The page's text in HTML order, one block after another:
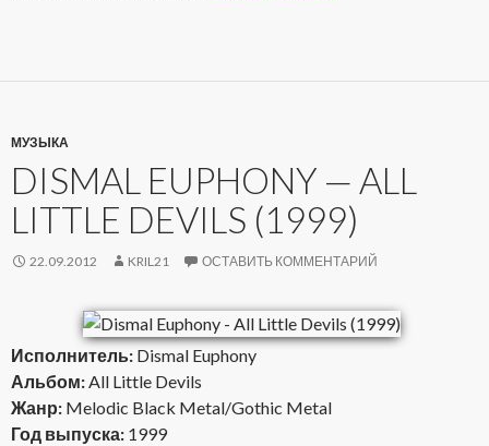
МУЗЫКА
DISMAL EUPHONY — ALL
LITTLE DEVILS (1999)
22.09.2012 KRIL21 ОСТАВИТЬ КОММЕНТАРИЙ
Исполнитель: Dismal Euphony
Альбом:All Little Devils
Жанр: Melodic Black Metal/Gothic Metal
Год выпуска: 1999